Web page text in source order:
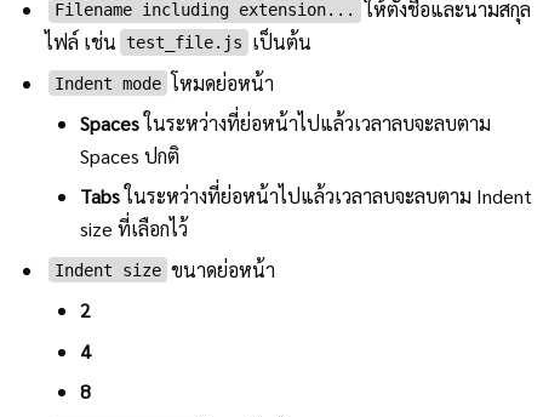
Filename including extension...
ให้ตั้งชื่อและนามสกุล
ไฟล์ เช่น test_file.js เป็นต้น
Indent mode โหมดย่อหน้า
Spacesในระหว่างที่ย่อหน้าไปแล้วเวลาลบจะลบตาม
Spaces ปกติ
Tabsในระหว่างที่ย่อหน้าไปแล้วเวลาลบจะลบตาม Indent
size ที่เลือกไว้
Indent size ขนาดย่อหน้า
2
4
8